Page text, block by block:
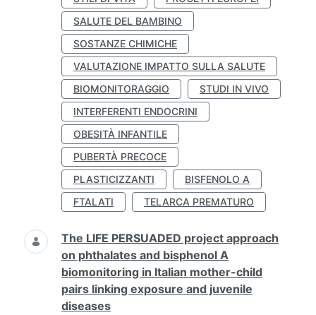
SALUTE DEL BAMBINO
SOSTANZE CHIMICHE
VALUTAZIONE IMPATTO SULLA SALUTE
BIOMONITORAGGIO
STUDI IN VIVO
INTERFERENTI ENDOCRINI
OBESITÀ INFANTILE
PUBERTÀ PRECOCE
PLASTICIZZANTI
BISFENOLO A
FTALATI
TELARCA PREMATURO
The LIFE PERSUADED project approach
on phthalates and bisphenol A
biomonitoring in Italian mother-child
pairs linking exposure and juvenile
diseases